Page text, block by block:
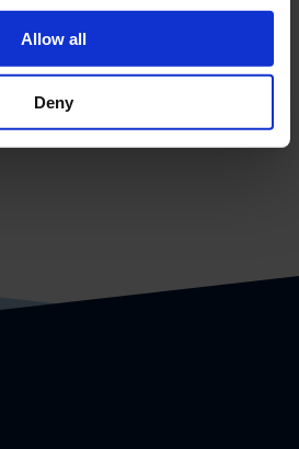
Allow all
Deny
YMOCA-PWM-05